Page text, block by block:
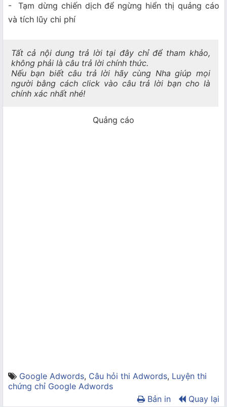
- Tạm dừng chiến dịch để ngừng hiển thị quảng cáo
và tích lũy chi phí
Tất cả nội dung trả lời tại đây chỉ để tham khảo,
không phải là câu trả lời chính thức.
Nếu bạn biết câu trả lời hãy cùng Nha giúp mọi
người bằng cách click vào câu trả lời bạn cho là
chính xác nhất nhé!
Quảng cáo
Google Adwords, Câu hỏi thi Adwords, Luyện thi
chứng chỉ Google Adwords
Bản in
Quay lại